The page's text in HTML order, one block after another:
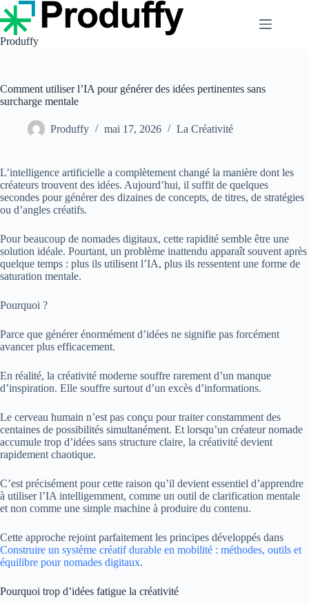
Passer
au
contenu
Produffy
Comment utiliser l’IA pour générer des idées pertinentes sans
surcharge mentale
Produffy mai 17, 2026 La Créativité
L’intelligence artificielle a complètement changé la manière dont les
créateurs trouvent des idées. Aujourd’hui, il suffit de quelques
secondes pour générer des dizaines de concepts, de titres, de stratégies
ou d’angles créatifs.
Pour beaucoup de nomades digitaux, cette rapidité semble être une
solution idéale. Pourtant, un problème inattendu apparaît souvent après
quelque temps : plus ils utilisent l’IA, plus ils ressentent une forme de
saturation mentale.
Pourquoi ?
Parce que générer énormément d’idées ne signifie pas forcément
avancer plus efficacement.
En réalité, la créativité moderne souffre rarement d’un manque
d’inspiration. Elle souffre surtout d’un excès d’informations.
Le cerveau humain n’est pas conçu pour traiter constamment des
centaines de possibilités simultanément. Et lorsqu’un créateur nomade
accumule trop d’idées sans structure claire, la créativité devient
rapidement chaotique.
C’est précisément pour cette raison qu’il devient essentiel d’apprendre
à utiliser l’IA intelligemment, comme un outil de clarification mentale
et non comme une simple machine à produire du contenu.
Cette approche rejoint parfaitement les principes développés dans
Construire un système créatif durable en mobilité : méthodes, outils et
équilibre pour nomades digitaux.
Pourquoi trop d’idées fatigue la créativité